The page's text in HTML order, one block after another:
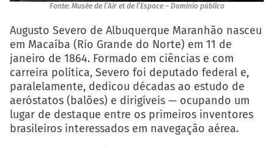
Fonte: Musée de l’Air et de l’Espace – Domínio público
Augusto Severo de Albuquerque Maranhão nasceu
em Macaíba (Rio Grande do Norte) em 11 de
janeiro de 1864. Formado em ciências e com
carreira política, Severo foi deputado federal e,
paralelamente, dedicou décadas ao estudo de
aeróstatos (balões) e dirigíveis — ocupando um
lugar de destaque entre os primeiros inventores
brasileiros interessados em navegação aérea.